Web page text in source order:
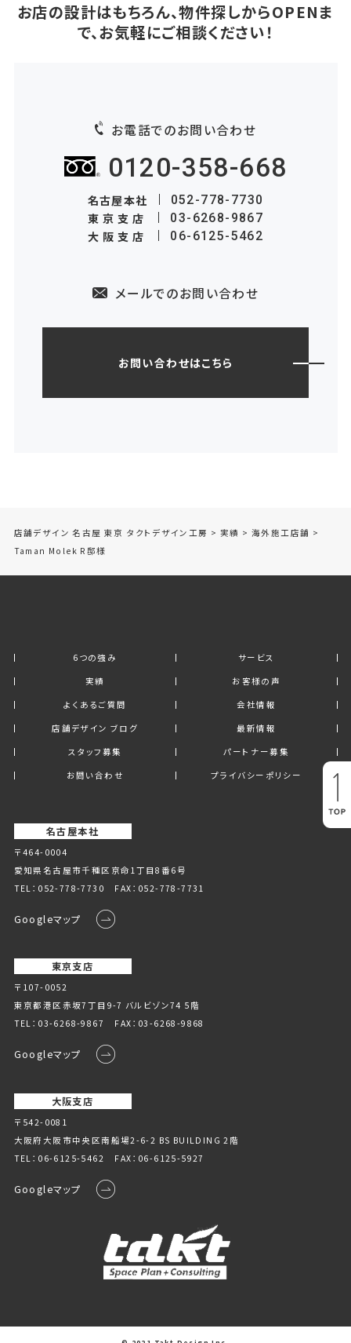
お店の設計はもちろん、物件探しからOPENま
で、お気軽にご相談ください！
お電話でのお問い合わせ
0120-358-668
名古屋本社 052-778-7730
東京支店 03-6268-9867
大阪支店 06-6125-5462
メールでのお問い合わせ
お問い合わせはこちら
店舗デザイン 名古屋 東京 タクトデザイン工房 > 実績 > 海外施工店舗 >
Taman Molek R邸様
6つの強み
サービス
実績
お客様の声
よくあるご質問
会社情報
店舗デザイン ブログ
最新情報
スタッフ募集
パートナー募集
お問い合わせ
プライバシーポリシー
名古屋本社
〒464-0004
愛知県名古屋市千種区京命1丁⽬8番6号
TEL： 052-778-7730 FAX：052-778-7731
Googleマップ
東京支店
〒107-0052
東京都港区赤坂7丁目9-7 バルビゾン74 5階
TEL： 03-6268-9867 FAX：03-6268-9868
Googleマップ
大阪支店
〒542-0081
大阪府大阪市中央区南船場2-6-2 BS BUILDING 2階
TEL： 06-6125-5462 FAX：06-6125-5927
Googleマップ